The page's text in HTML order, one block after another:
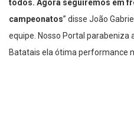
todos. Agora seguiremos em
campeonatos ” disse João
equipe. Nosso Portal parabeniza
Batatais ela ótima performance